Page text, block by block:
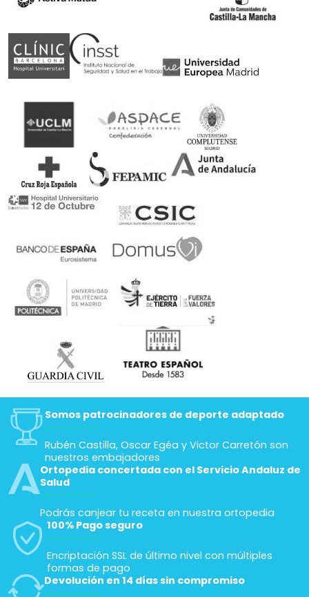
Somos patrocinadores de deporte adaptado
Rubén Castilla, Oscar Egéa y Victor Carretón son
nuestros embajadores
Ortopedia concertada con el Servicio Andaluz de
Salud
Podrás canjear tu receta en nuestra ortopedia
100% Pago seguro
Encriptación SSL de último nivel con múltiples
formas de pago
Devolución en 14 días sin compromiso